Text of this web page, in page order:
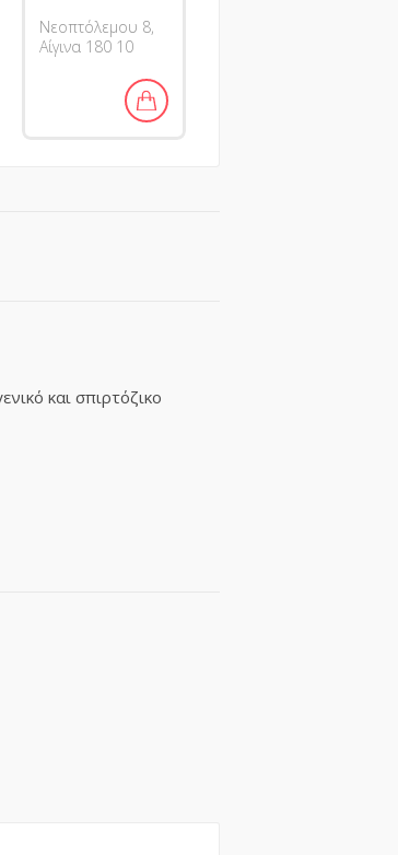
Νεοπτόλεμου 8,
Αίγινα 180 10
και σπιρτόζικο